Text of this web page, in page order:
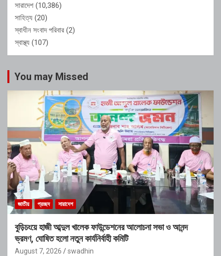
সারাদেশ (10,386)
সাহিত্য (20)
স্বাধীন সংবাদ পরিবার (2)
স্বাস্থ্য (107)
You may Missed
জাতীয় প্রচ্ছদ সারাদেশ
বুড়িচংয়ে হাজী আব্দুল খালেক ফাউন্ডেশনের আলোচনা সভা ও আনন্দ
ভ্রমণ, ঘোষিত হলো নতুন কার্যনির্বাহী কমিটি
August 7, 2026 swadhin